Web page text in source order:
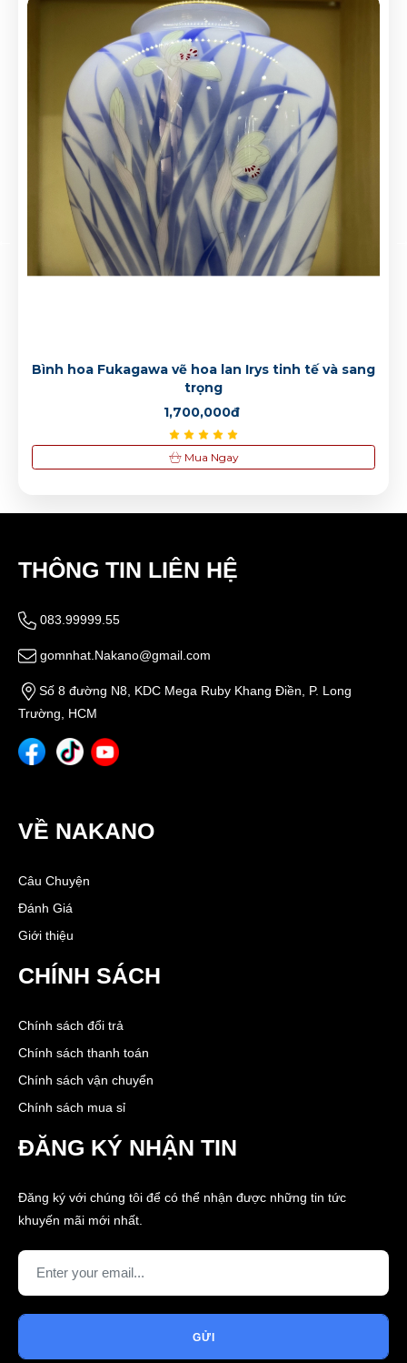
Bình hoa Fukagawa dáng trụ hoạ tiết chiếc lá
2,000,000đ
Bình hoa Fukagawa dáng trụ hoạ tiết chiếc lá
2,000,000đ
Bình hoa Fukagawa dáng trụ hoạ tiết chiếc lá
1,600,000đ
Bình hoa Fukagawa vẽ hoa lan Irys tinh tế và sang
trọng
1,700,000đ
Mua Ngay
THÔNG TIN LIÊN HỆ
083.99999.55
gomnhat.Nakano@gmail.com
Số 8 đường N8, KDC Mega Ruby Khang Điền, P. Long
Trường, HCM
VỀ NAKANO
Câu Chuyện
Đánh Giá
Giới thiệu
CHÍNH SÁCH
Chính sách đổi trả
Chính sách thanh toán
Chính sách vận chuyển
Chính sách mua sỉ
ĐĂNG KÝ NHẬN TIN
Đăng ký với chúng tôi để có thể nhận được những tin tức
khuyến mãi mới nhất.
GỬI